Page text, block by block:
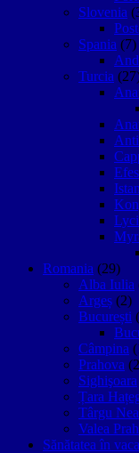
Slovenia
Spania (7)
Turcia
Efes
Romania (29)
Alba Iulia
Argeș (2)
București
Câmpina
Prahova
Sighişoara
Țara
Târgu
Valea
Sănătatea în